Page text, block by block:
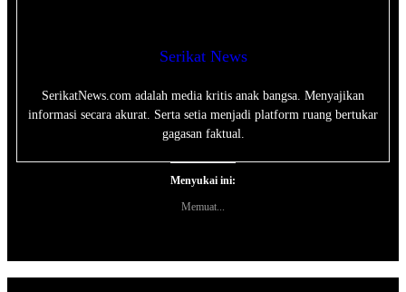
Serikat News
SerikatNews.com adalah media kritis anak bangsa. Menyajikan
informasi secara akurat. Serta setia menjadi platform ruang bertukar
gagasan faktual.
Menyukai ini:
Memuat...